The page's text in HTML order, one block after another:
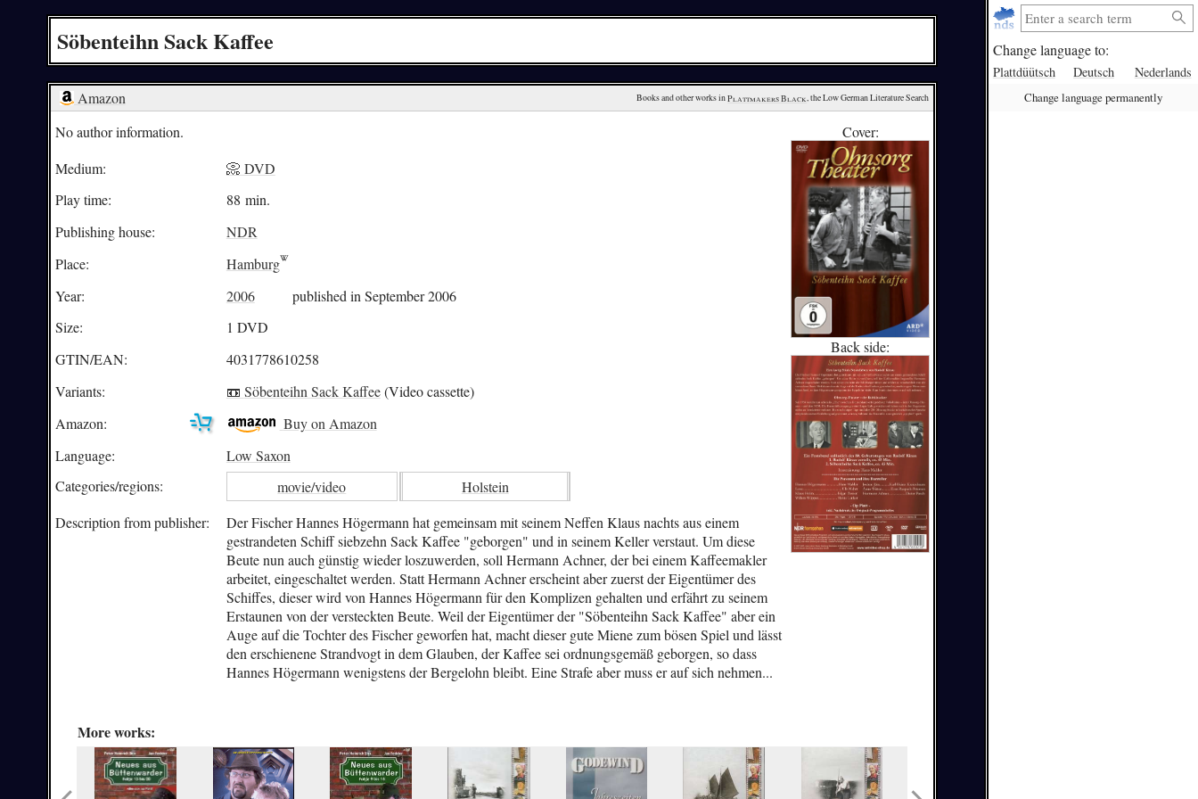
Change language to:
Plattdüütsch Deutsch Nederlands
Change language permanently
Söbenteihn Sack Kaffee
Amazon Books and other works in Plattmakers Black, the Low German Literature Search
Cover:
Back side:
No author information.
Medium:
📀 DVD
Play time:
88 min.
Publishing house:
NDR
Place:
Hamburg
Year:
2006
published in September 2006
Size:
1 DVD
GTIN/EAN:
4031778610258
Variants:
📼 Söbenteihn Sack Kaffee(Video cassette)
Amazon:
Buy on Amazon
Language:
Low Saxon
Categories/regions: movie/video
Holstein
Description from publisher:
Der Fischer Hannes Högermann hat gemeinsam mit seinem Neffen Klaus nachts aus einem
gestrandeten Schiff siebzehn Sack Kaffee "geborgen" und in seinem Keller verstaut. Um diese
Beute nun auch günstig wieder loszuwerden, soll Hermann Achner, der bei einem Kaffeemakler
arbeitet, eingeschaltet werden. Statt Hermann Achner erscheint aber zuerst der Eigentümer des
Schiffes, dieser wird von Hannes Högermann für den Komplizen gehalten und erfährt zu seinem
Erstaunen von der versteckten Beute. Weil der Eigentümer der "Söbenteihn Sack Kaffee" aber ein
Auge auf die Tochter des Fischer geworfen hat, macht dieser gute Miene zum bösen Spiel und lässt
den erschienene Strandvogt in dem Glauben, der Kaffee sei ordnungsgemäß geborgen, so dass
Hannes Högermann wenigstens der Bergelohn bleibt. Eine Strafe aber muss er auf sich nehmen...
More works: